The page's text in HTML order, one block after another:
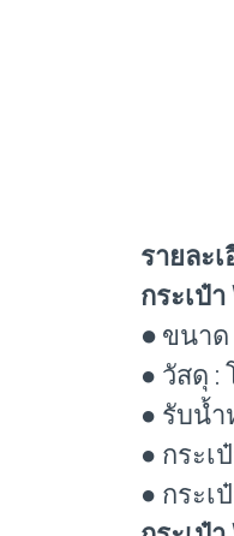
รายละ
กระเป๋า
● ขนาด
● วัสดุ :
● รับน้ำ
● กระ
● กระเ